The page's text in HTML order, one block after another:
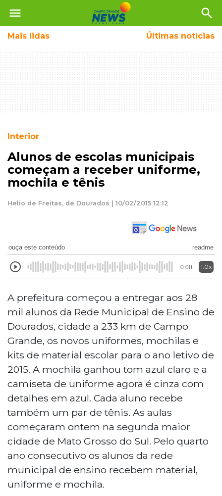
menu search
Mais lidas Últimas notícias
Interior
Alunos de escolas municipais
começam a receber uniforme,
mochila e tênis
Helio de Freitas, de Dourados | 10/02/2015 12:12
ouça este conteúdo readme
0:00 1.0x
A prefeitura começou a entregar aos 28
mil alunos da Rede Municipal de Ensino de
Dourados, cidade a 233 km de Campo
Grande, os novos uniformes, mochilas e
kits de material escolar para o ano letivo de
2015. A mochila ganhou tom azul claro e a
camiseta de uniforme agora é cinza com
detalhes em azul. Cada aluno recebe
também um par de tênis. As aulas
começaram ontem na segunda maior
cidade de Mato Grosso do Sul. Pelo quarto
ano consecutivo os alunos da rede
municipal de ensino recebem material,
uniforme e mochila.